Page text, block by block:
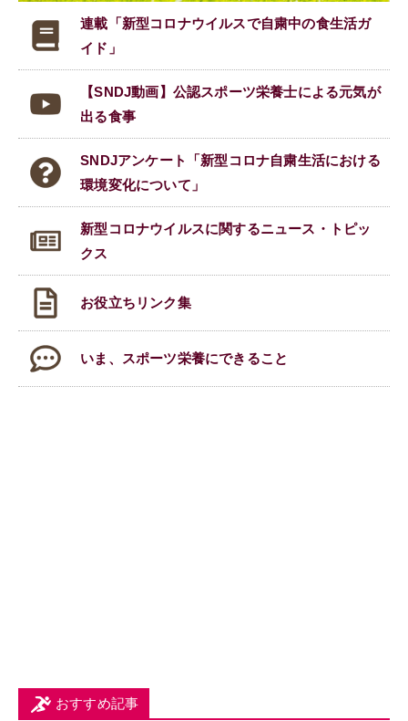
連載「新型コロナウイルスで自粛中の食生活ガ
イド」
【SNDJ動画】公認スポーツ栄養士による元気が
出る食事
SNDJアンケート「新型コロナ自粛生活における
環境変化について」
新型コロナウイルスに関するニュース・トピッ
クス
お役立ちリンク集
いま、スポーツ栄養にできること
おすすめ記事